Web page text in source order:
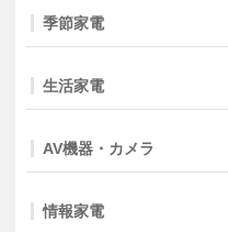
季節家電
生活家電
AV機器・カメラ
情報家電